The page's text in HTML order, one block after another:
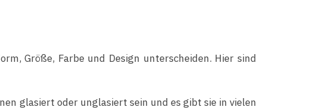
Größe, Farbe und Design unterscheiden. Hier sind
glasiert oder unglasiert sein und es gibt sie in vielen